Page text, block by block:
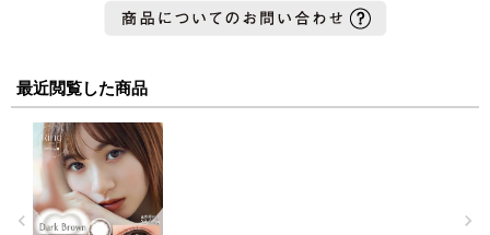
最近閲覧した商品